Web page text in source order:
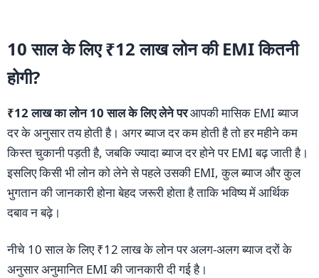
10 साल के लिए ₹12 लाख लोन की EMI कितनी
होगी?
₹12 लाख का लोन 10 साल के लिए लेने परआपकी मासिक EMI ब्याज
दर के अनुसार तय होती है। अगर ब्याज दर कम होती है तो हर महीने कम
किस्त चुकानी पड़ती है, जबकि ज्यादा ब्याज दर होने पर EMI बढ़ जाती है।
इसलिए किसी भी लोन को लेने से पहले उसकी EMI, कुल ब्याज और कुल
भुगतान की जानकारी होना बेहद जरूरी होता है ताकि भविष्य में आर्थिक
दबाव न बढ़े।
नीचे 10 साल के लिए ₹12 लाख के लोन पर अलग-अलग ब्याज दरों के
अनुसार अनुमानित EMI की जानकारी दी गई है।